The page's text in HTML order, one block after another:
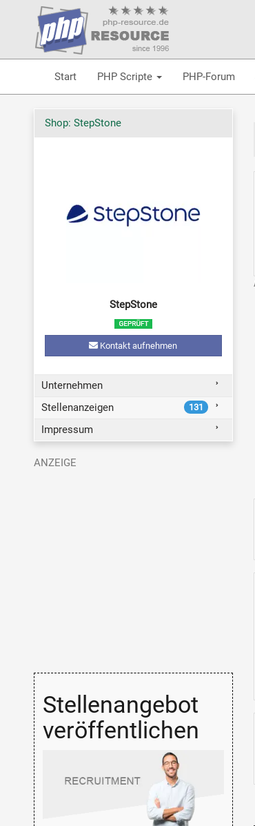
Start PHP Scripte PHP-Forum
Shop: StepStone
StepStone
Kontakt aufnehmen
Unternehmen
Stellenanzeigen
131
Impressum
Stellenangebot
veröffentlichen